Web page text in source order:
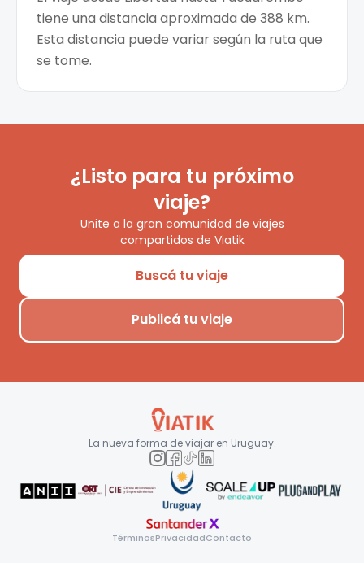
tiene una distancia aproximada de 388 km.
Esta distancia puede variar según la ruta que
se tome.
¿Listo para tu próximo
viaje?
Unite a la gran comunidad de viajes
compartidos de Viatik
Buscá tu viaje
Publicá tu viaje
La nueva forma de viajar en Uruguay.
TérminosPrivacidadContacto